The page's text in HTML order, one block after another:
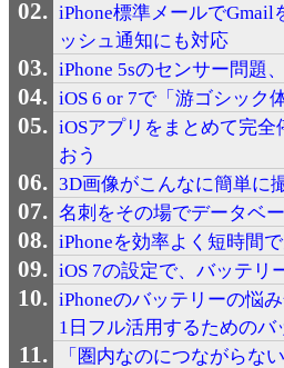
iPhone標準メールで
ッシュ通知にも対応
iPhone 5sのセンサー問題
iOS 6 or 7で「游ゴシック
iOSアプリをまとめて完
おう
3D画像がこんなに簡単に
名刺をその場でデータベ
iPhoneを効率よく短時間
iOS 7の設定で、バッテリ
iPhoneのバッテリーの悩
1日フル活用するための
「圏内なのにつながら